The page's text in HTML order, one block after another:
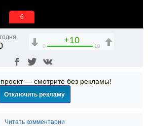
6
+10
0 10
— смотрите без рекламы!
Отключить рекламу
Читать комментарии